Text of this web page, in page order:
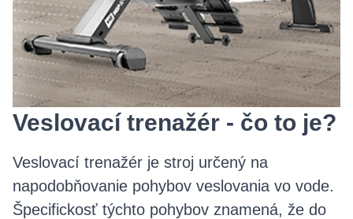
Veslovací trenažér - čo to je?
Veslovací trenažér je stroj určený na
napodobňovanie pohybov veslovania vo vode.
Špecifickosť týchto pohybov znamená, že do